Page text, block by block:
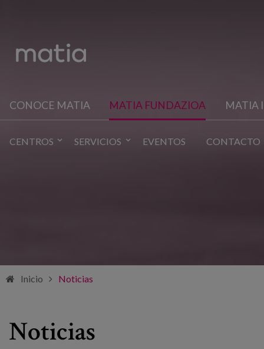
CONOCE MATIA MATIA FUNDAZIOA MATIA
CENTROS SERVICIOS EVENTOS CONTACTO
Inicio Noticias
Noticias